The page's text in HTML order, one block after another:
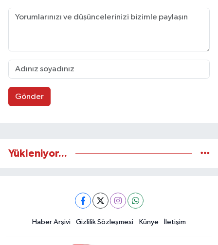
Gönder
Yükleniyor...
Haber Arşivi Gizlilik Sözleşmesi Künye İletişim